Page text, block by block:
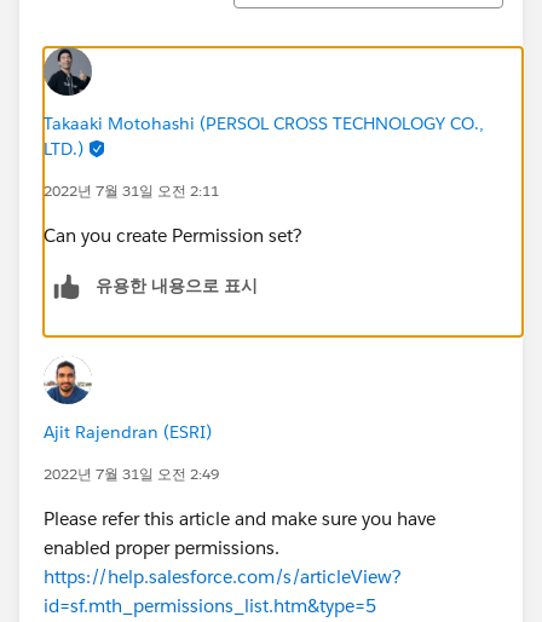
Takaaki Motohashi (PERSOL CROSS TECHNOLOGY CO.,
LTD.)
2022년 7월 31일 오전 2:11
Can you create Permission set?
유용한 내용으로 표시
Ajit Rajendran (ESRI)
2022년 7월 31일 오전 2:49
Please refer this article and make sure you have
enabled proper permissions.
https://help.salesforce.com/s/articleView?
id=sf.mth_permissions_list.htm&type=5